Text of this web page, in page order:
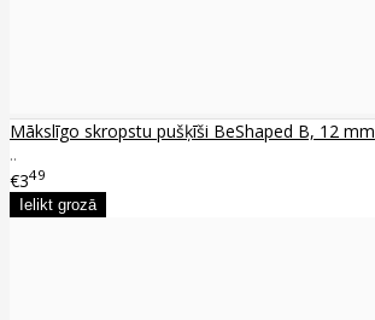
Mākslīgo skropstu pušķīši BeShaped B, 12 mm
..
€349